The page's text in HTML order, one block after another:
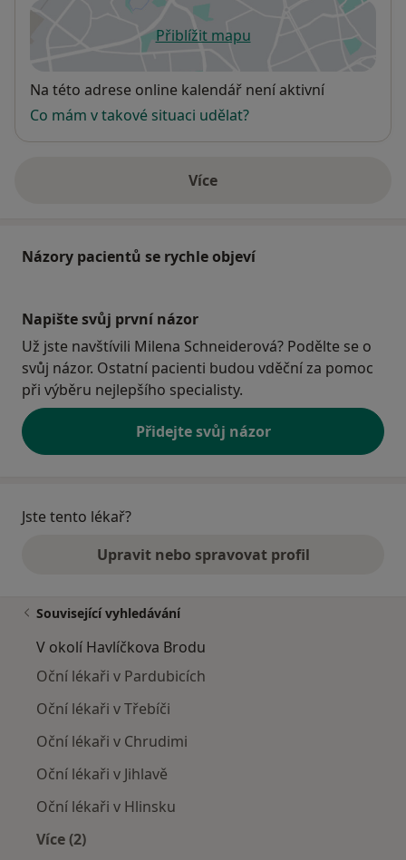
Přiblížit mapuse otevře v nové záložce
Dostupnost
Na této adrese online kalendář není aktivní
Co mám v takové situaci udělat?
Víceo adrese
Názory pacientů se rychle objeví
Napište svůj první názor
Už jste navštívili Milena Schneiderová? Podělte se o
svůj názor. Ostatní pacienti budou vděční za pomoc
při výběru nejlepšího specialisty.
Přidejte svůj názor
Jste tento lékař?
Upravit nebo spravovat profil
Související vyhledávání
V okolí Havlíčkova Brodu
Oční lékaři v Pardubicích
Oční lékaři v Třebíči
Oční lékaři v Chrudimi
Oční lékaři v Jihlavě
Oční lékaři v Hlinsku
Více (2)